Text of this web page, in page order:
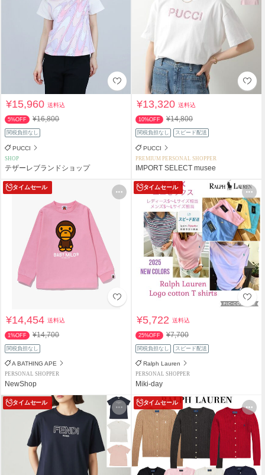
¥15,960送料込
5%OFF ¥16,800
関税負担なし
PUCCI
SHOP
テザーレブランドショップ
¥13,320送料込
10%OFF ¥14,800
関税負担なし スピード配送
PUCCI
PREMIUM PERSONAL SHOPPER
IMPORT SELECT musee
タイムセール
¥14,454送料込
1%OFF ¥14,700
関税負担なし
A BATHING APE
PERSONAL SHOPPER
NewShop
タイムセール
¥5,722送料込
25%OFF ¥7,700
関税負担なし スピード配送
Ralph Lauren
PERSONAL SHOPPER
Miki-day
タイムセール タイムセール